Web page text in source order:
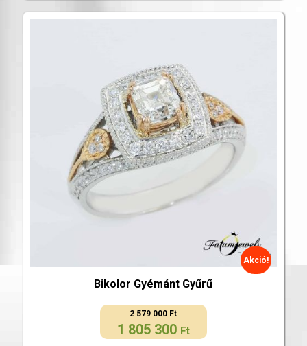
Bikolor Gyémánt Gyűrű
2 579 000Ft
Original
1 805 300 Ft
Current
Akció!